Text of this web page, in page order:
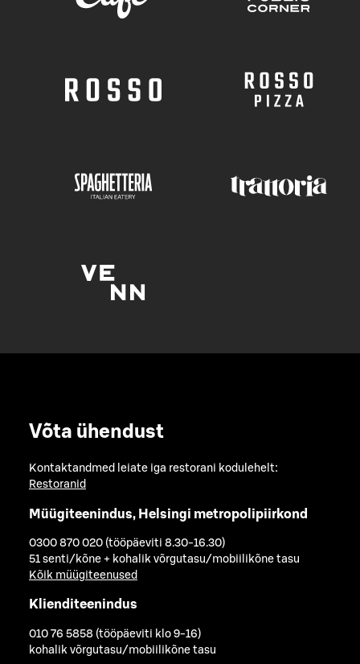
Võta ühendust
Kontaktandmed leiate iga restorani kodulehelt:
Restoranid
Müügiteenindus, Helsingi metropolipiirkond
0300 870 020 (tööpäeviti 8.30-16.30)
51 senti/kõne + kohalik võrgutasu/mobiilikõne tasu
Kõik müügiteenused
Klienditeenindus
010 76 5858 (tööpäeviti klo 9-16)
kohalik võrgutasu/mobiilikõne tasu